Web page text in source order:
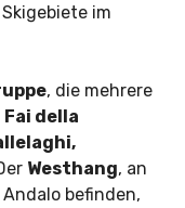
im
, die mehrere
Fai della
Westhang, an
befinden,